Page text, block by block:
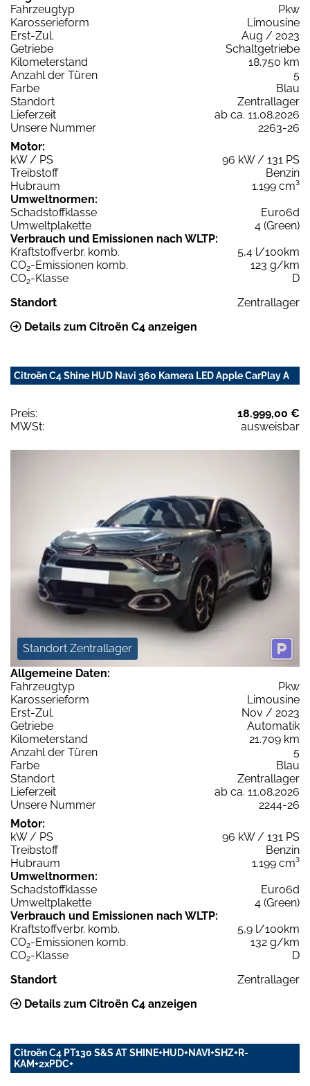
Fahrzeugtyp
Pkw
Karosserieform
Limousine
Erst-Zul.
Aug / 2023
Getriebe
Schaltgetriebe
Kilometerstand
18.750 km
Anzahl der Türen
5
Farbe
Blau
Standort
Zentrallager
Lieferzeit
ab ca. 11.08.2026
Unsere Nummer
2263-26
Motor:
kW / PS
96 kW / 131 PS
Treibstoff
Benzin
Hubraum
1.199 cm³
Umweltnormen:
Schadstoffklasse
Euro6d
Umweltplakette
4 (Green)
Verbrauch und Emissionen nach WLTP:
Kraftstoffverbr. komb.
5,4 l/100km
CO2-Emissionen komb.
123 g/km
CO2-Klasse
D
Standort
Zentrallager
Details zum Citroën C4 anzeigen
Citroën C4 Shine HUD Navi 360 Kamera LED Apple CarPlay A
Preis:
18.999,00 €
MWSt:
ausweisbar
Standort Zentrallager
Allgemeine Daten:
Fahrzeugtyp
Pkw
Karosserieform
Limousine
Erst-Zul.
Nov / 2023
Getriebe
Automatik
Kilometerstand
21.709 km
Anzahl der Türen
5
Farbe
Blau
Standort
Zentrallager
Lieferzeit
ab ca. 11.08.2026
Unsere Nummer
2244-26
Motor:
kW / PS
96 kW / 131 PS
Treibstoff
Benzin
Hubraum
1.199 cm³
Umweltnormen:
Schadstoffklasse
Euro6d
Umweltplakette
4 (Green)
Verbrauch und Emissionen nach WLTP:
Kraftstoffverbr. komb.
5,9 l/100km
CO2-Emissionen komb.
132 g/km
CO2-Klasse
D
Standort
Zentrallager
Details zum Citroën C4 anzeigen
Citroën C4 PT130 S&S AT SHINE+HUD+NAVI+SHZ+R-
KAM+2xPDC+